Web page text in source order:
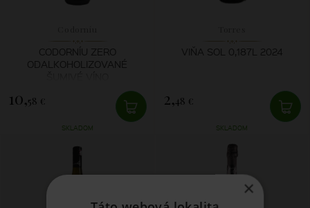
CODORNÍU ZERO
ODALKOHOLIZOVANÉ
10,58 €
SKLADOM
VIŇA SOL 0,187L 2024
2,48 €
SKLADOM
×